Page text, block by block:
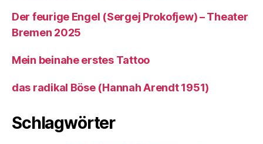
Der feurige Engel (Sergej Prokofjew) – Theater
Bremen 2025
Mein beinahe erstes Tattoo
das radikal Böse (Hannah Arendt 1951)
Schlagwörter